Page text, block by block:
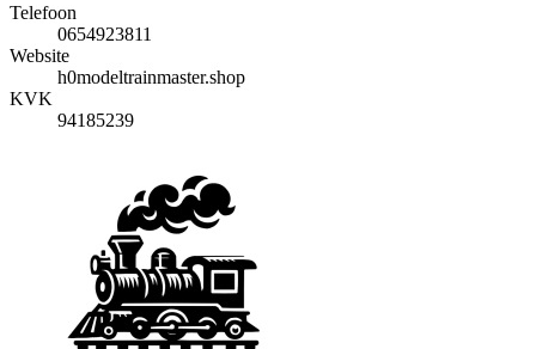
Telefoon
0654923811
Website
h0modeltrainmaster.shop
KVK
94185239